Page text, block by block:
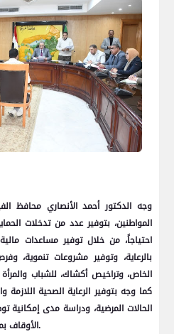
وجه الدكتور أحمد الأنصاري محافظ
المواطنين، بتوفير عدد من تدخلات
احتياجاً، من خلال توفير مساعدات
بالرعاية، وتوفير مشروعات تنموية،
الخاص، وتراخيص أكشاك، للشباب
كما وجه بتوفير الرعاية الصحية
الحالات المرضية، ودراسة مدى
الأوقاف بمنطقة روبا بقرية الكعابي الجديدة.